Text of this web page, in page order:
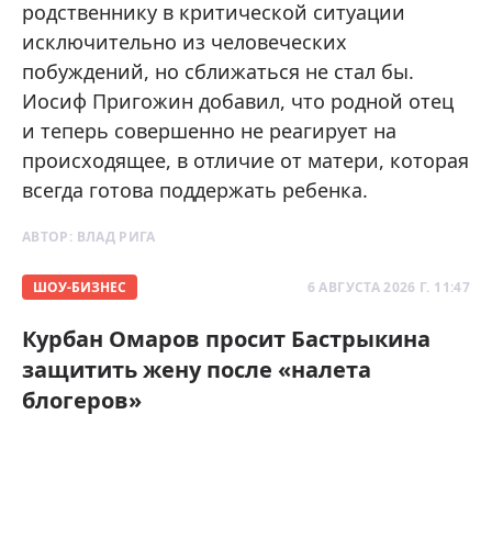
родственнику в критической ситуации
исключительно из человеческих
побуждений, но сближаться не стал бы.
Иосиф Пригожин добавил, что родной отец
и теперь совершенно не реагирует на
происходящее, в отличие от матери, которая
всегда готова поддержать ребенка.
АВТОР: ВЛАД РИГА
ШОУ-БИЗНЕС 6 АВГУСТА 2026 Г. 11:47
Курбан Омаров просит Бастрыкина
защитить жену после «налета
блогеров»